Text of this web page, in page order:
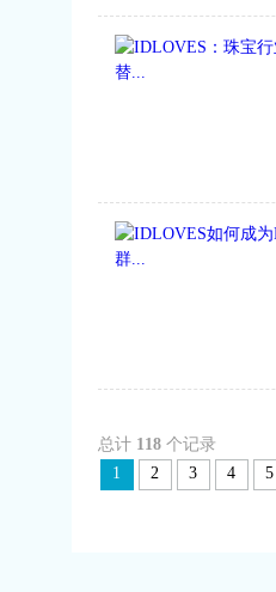
总计 118个记录
1
2 3 4 5